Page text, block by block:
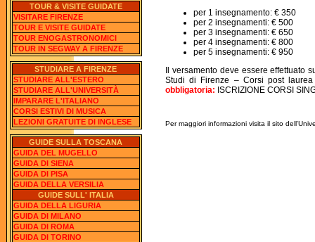
TOUR & VISITE GUIDATE
VISITARE FIRENZE
TOUR E VISITE GUIDATE
TOUR ENOGASTRONOMICI
TOUR IN SEGWAY A FIRENZE
STUDIARE A FIRENZE
STUDIARE ALL'ESTERO
STUDIARE ALL'UNIVERSITÀ
IMPARARE L'ITALIANO
CORSI ESTIVI DI MUSICA
LEZIONI GRATUITE DI INGLESE
GUIDE SULLA TOSCANA
GUIDA DEL MUGELLO
GUIDA DI SIENA
GUIDA DI PISA
GUIDA DELLA VERSILIA
GUIDE SULL' ITALIA
GUIDA DELLA LIGURIA
GUIDA DI MILANO
GUIDA DI ROMA
GUIDA DI TORINO
per 1 insegnamento: € 350
per 2 insegnamenti: € 500
per 3 insegnamenti: € 650
per 4 insegnamenti: € 800
per 5 insegnamenti: € 950
Il versamento deve essere effettuato
Studi di Firenze – Corsi post
obbligatoria: ISCRIZIONE CORSI
Per maggiori informazioni visita il sito